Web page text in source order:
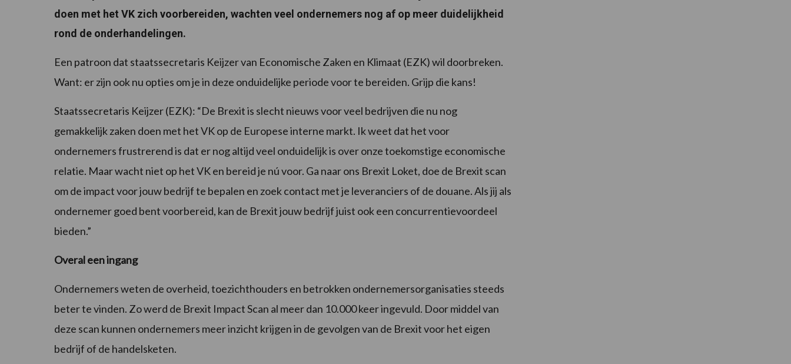
doen met het VK zich voorbereiden, wachten veel ondernemers nog af op meer duidelijkheid
rond de onderhandelingen.
Een patroon dat staatssecretaris Keijzer van Economische Zaken en Klimaat (EZK) wil doorbreken.
Want: er zijn ook nu opties om je in deze onduidelijke periode voor te bereiden. Grijp die kans!
Staatssecretaris Keijzer (EZK): “De Brexit is slecht nieuws voor veel bedrijven die nu nog
gemakkelijk zaken doen met het VK op de Europese interne markt. Ik weet dat het voor
ondernemers frustrerend is dat er nog altijd veel onduidelijk is over onze toekomstige economische
relatie. Maar wacht niet op het VK en bereid je nú voor. Ga naar ons Brexit Loket, doe de Brexit scan
om de impact voor jouw bedrijf te bepalen en zoek contact met je leveranciers of de douane. Als jij als
ondernemer goed bent voorbereid, kan de Brexit jouw bedrijf juist ook een concurrentievoordeel
bieden.”
Overal een ingang
Ondernemers weten de overheid, toezichthouders en betrokken ondernemersorganisaties steeds
beter te vinden. Zo werd de Brexit Impact Scan al meer dan 10.000 keer ingevuld. Door middel van
deze scan kunnen ondernemers meer inzicht krijgen in de gevolgen van de Brexit voor het eigen
bedrijf of de handelsketen.